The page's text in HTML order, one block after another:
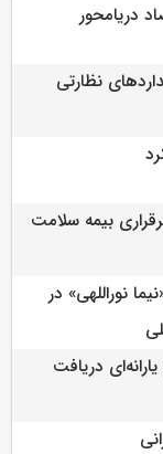
دریامحور
نظارتی
بیمه سلامت
نوراللهی» در
دریافت